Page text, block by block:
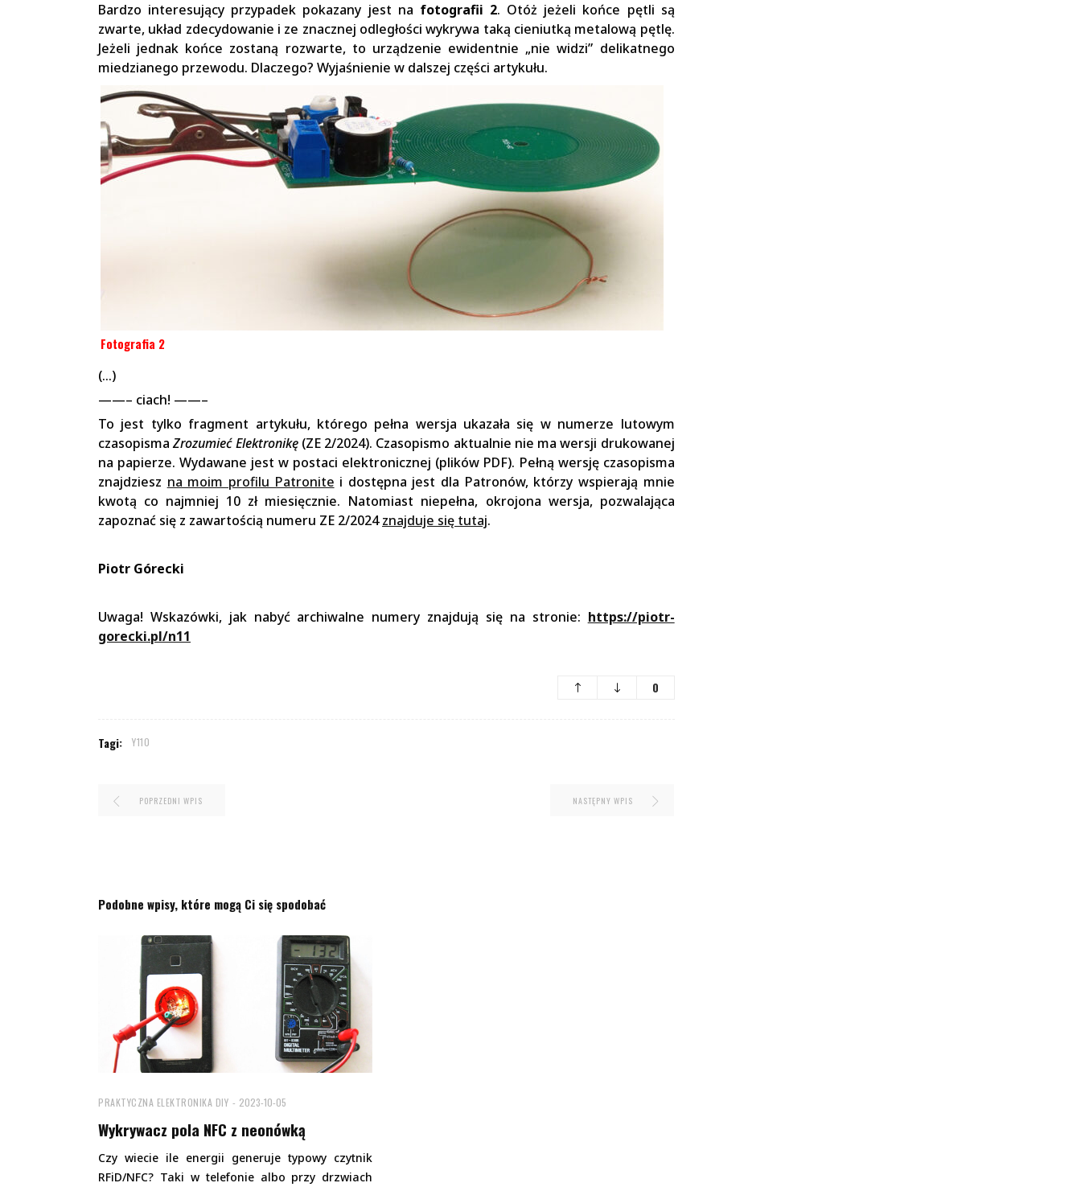
Bardzo interesujący przypadek pokazany jest na fotografii 2. Otóż jeżeli końce pętli są
zwarte, układ zdecydowanie i ze znacznej odległości wykrywa taką cieniutką metalową pętlę.
Jeżeli jednak końce zostaną rozwarte, to urządzenie ewidentnie „nie widzi” delikatnego
miedzianego przewodu. Dlaczego? Wyjaśnienie w dalszej części artykułu.
Fotografia 2
(…)
——– ciach! ——–
To jest tylko fragment artykułu, którego pełna wersja ukazała się w numerze lutowym
czasopismaZrozumieć Elektronikę(ZE 2/2024). Czasopismo aktualnie nie ma wersji drukowanej
na papierze. Wydawane jest w postaci elektronicznej (plików PDF). Pełną wersję czasopisma
znajdziesz na moim profilu Patronite i dostępna jest dla Patronów, którzy wspierają mnie
kwotą co najmniej 10 zł miesięcznie. Natomiast niepełna, okrojona wersja, pozwalająca
zapoznać się z zawartością numeru ZE 2/2024znajduje się tutaj.
Piotr Górecki
Uwaga! Wskazówki, jak nabyć archiwalne numery znajdują się na stronie: https://piotr-
gorecki.pl/n11
0
Tagi: Y110
POPRZEDNI WPIS NASTĘPNY WPIS
Podobne wpisy, które mogą Ci się spodobać
PRAKTYCZNA ELEKTRONIKA DIY 2023-10-05
Wykrywacz pola NFC z neonówką
Czy wiecie ile energii generuje typowy czytnik
RFiD/NFC? Taki w telefonie albo przy drzwiach